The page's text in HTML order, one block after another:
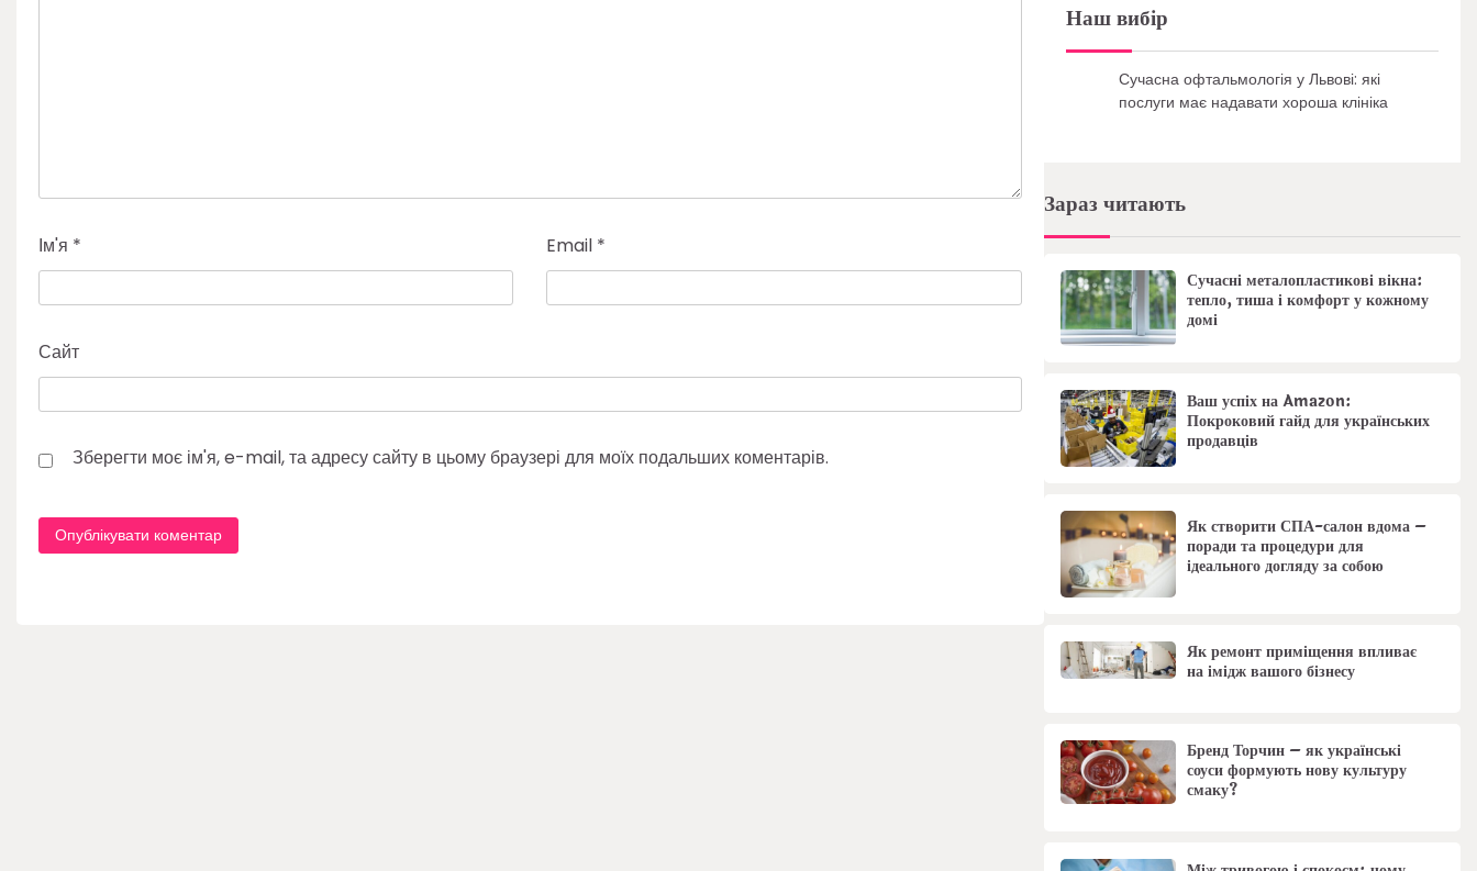
Ім'я * Email *
Сайт
Зберегти моє ім'я, e-mail, та адресу сайту в цьому браузері для моїх подальших коментарів.
Наш вибір
Сучасна офтальмологія у Львові: які
послуги має надавати хороша клініка
Зараз читають
Сучасні металопластикові вікна:
тепло, тиша і комфорт у кожному
домі
Ваш успіх на Amazon:
Покроковий гайд для українських
продавців
Як створити СПА-салон вдома –
поради та процедури для
ідеального догляду за собою
Як ремонт приміщення впливає
на імідж вашого бізнесу
Бренд Торчин – як українські
соуси формують нову культуру
смаку?